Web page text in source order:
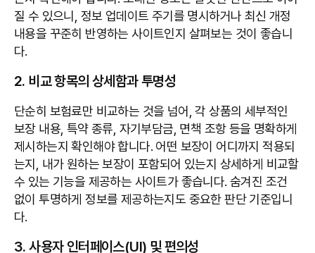
질 수 있으니, 정보 업데이트 주기를 명시하거나 최신 개정
내용을 꾸준히 반영하는 사이트인지 살펴보는 것이 좋습니
다.
2. 비교 항목의 상세함과 투명성
단순히 보험료만 비교하는 것을 넘어, 각 상품의 세부적인
보장 내용, 특약 종류, 자기부담금, 면책 조항 등을 명확하게
제시하는지 확인해야 합니다. 어떤 보장이 어디까지 적용되
는지, 내가 원하는 보장이 포함되어 있는지 상세하게 비교할
수 있는 기능을 제공하는 사이트가 좋습니다. 숨겨진 조건
없이 투명하게 정보를 제공하는지도 중요한 판단 기준입니
다.
3. 사용자 인터페이스(UI) 및 편의성